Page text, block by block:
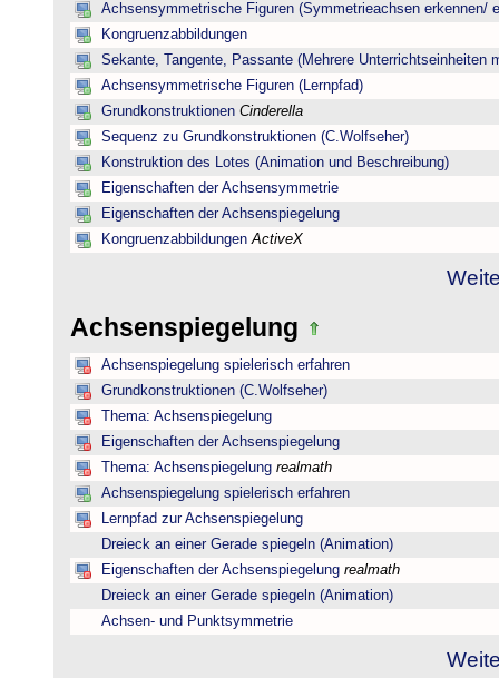
Achsensymmetrische Figuren (Symmetrieachsen erkennen/
Kongruenzabbildungen
Sekante, Tangente, Passante (Mehrere Unterrichtseinheiten
Achsensymmetrische Figuren (Lernpfad)
Grundkonstruktionen Cinderella
Sequenz zu Grundkonstruktionen (C.Wolfseher)
Konstruktion des Lotes (Animation und Beschreibung)
Eigenschaften der Achsensymmetrie
Eigenschaften der Achsenspiegelung
Kongruenzabbildungen ActiveX
Achsenspiegelung
Achsenspiegelung spielerisch erfahren
Grundkonstruktionen (C.Wolfseher)
Thema: Achsenspiegelung
Eigenschaften der Achsenspiegelung
Thema: Achsenspiegelung realmath
Achsenspiegelung spielerisch erfahren
Lernpfad zur Achsenspiegelung
Dreieck an einer Gerade spiegeln (Animation)
Eigenschaften der Achsenspiegelung realmath
Dreieck an einer Gerade spiegeln (Animation)
Achsen- und Punktsymmetrie